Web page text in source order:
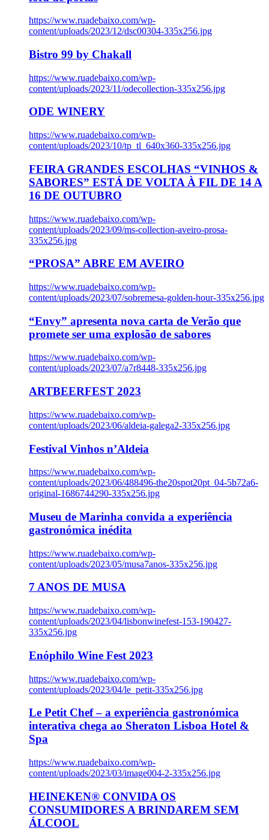
https://www.ruadebaixo.com/wp-
content/uploads/2023/12/dsc00304-335x256.jpg
Bistro 99 by Chakall
https://www.ruadebaixo.com/wp-
content/uploads/2023/11/odecollection-335x256.jpg
ODE WINERY
https://www.ruadebaixo.com/wp-
content/uploads/2023/10/tp_tl_640x360-335x256.jpg
FEIRA GRANDES ESCOLHAS “VINHOS &
SABORES” ESTÁ DE VOLTA À FIL DE 14 A
16 DE OUTUBRO
https://www.ruadebaixo.com/wp-
content/uploads/2023/09/ms-collection-aveiro-prosa-
335x256.jpg
“PROSA” ABRE EM AVEIRO
https://www.ruadebaixo.com/wp-
content/uploads/2023/07/sobremesa-golden-hour-335x256.jpg
“Envy” apresenta nova carta de Verão que
promete ser uma explosão de sabores
https://www.ruadebaixo.com/wp-
content/uploads/2023/07/a7r8448-335x256.jpg
ARTBEERFEST 2023
https://www.ruadebaixo.com/wp-
content/uploads/2023/06/aldeia-galega2-335x256.jpg
Festival Vinhos n’Aldeia
https://www.ruadebaixo.com/wp-
content/uploads/2023/06/488496-the20spot20pt_04-5b72a6-
original-1686744290-335x256.jpg
Museu de Marinha convida a experiência
gastronómica inédita
https://www.ruadebaixo.com/wp-
content/uploads/2023/05/musa7anos-335x256.jpg
7 ANOS DE MUSA
https://www.ruadebaixo.com/wp-
content/uploads/2023/04/lisbonwinefest-153-190427-
335x256.jpg
Enóphilo Wine Fest 2023
https://www.ruadebaixo.com/wp-
content/uploads/2023/04/le_petit-335x256.jpg
Le Petit Chef – a experiência gastronómica
interativa chega ao Sheraton Lisboa Hotel &
Spa
https://www.ruadebaixo.com/wp-
content/uploads/2023/03/image004-2-335x256.jpg
HEINEKEN® CONVIDA OS
CONSUMIDORES A BRINDAREM SEM
ÁLCOOL